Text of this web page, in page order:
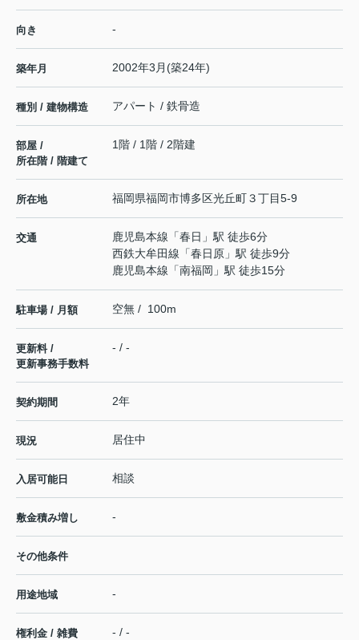
向き -
築年月 2002年3月(築24年)
種別 / 建物構造 アパート / 鉄骨造
部屋 /
所在階 / 階建て
1階 / 1階 / 2階建
所在地 福岡県福岡市博多区光丘町３丁目5-9
交通 鹿児島本線 「春日 」駅 徒歩6分
西鉄大牟田線 「春日原 」駅 徒歩9分
鹿児島本線 「南福岡 」駅 徒歩15分
駐車場 / 月額 空無 / 100m
更新料 /
更新事務手数料
- / -
契約期間 2年
現況 居住中
入居可能日 相談
敷金積み増し -
その他条件
用途地域 -
権利金 / 雑費 - / -